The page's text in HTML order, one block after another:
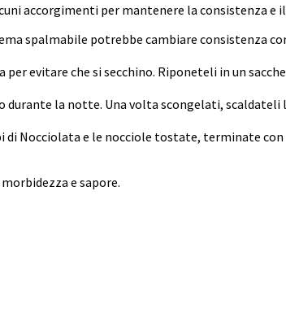
accorgimenti per mantenere la consistenza e
spalmabile potrebbe cambiare consistenza
evitare che si secchino. Riponeteli in un
la notte. Una volta scongelati,
Nocciolata e le nocciole tostate, terminate
e sapore.